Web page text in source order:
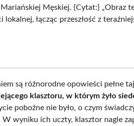
Męskiej. {Cytat:} „Obraz
lokalnej, łącząc przeszłość z
są różnorodne opowieści pełne
klasztoru, w którym żyło
pobożne nie było, o czym
wyniku ich uczty, klasztor nagle